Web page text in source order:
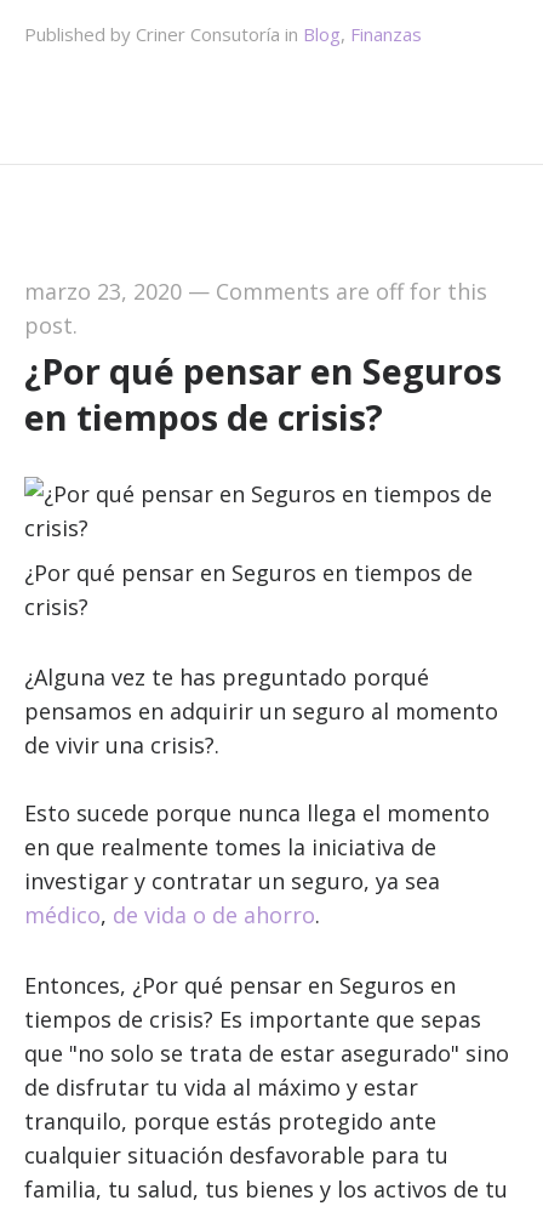
Published by Criner Consutoría in Blog, Finanzas
marzo 23, 2020— Comments are off for this
post.
¿Por qué pensar en Seguros
en tiempos de crisis?
¿Por qué pensar en Seguros en tiempos de
crisis?
¿Alguna vez te has preguntado porqué
pensamos en adquirir un seguro al momento
de vivir una crisis?.
Esto sucede porque nunca llega el momento
en que realmente tomes la iniciativa de
investigar y contratar un seguro, ya sea
médico, de vida o de ahorro.
Entonces, ¿Por qué pensar en Seguros en
tiempos de crisis? Es importante que sepas
que "no solo se trata de estar asegurado" sino
de disfrutar tu vida al máximo y estar
tranquilo, porque estás protegido ante
cualquier situación desfavorable para tu
familia, tu salud, tus bienes y los activos de tu